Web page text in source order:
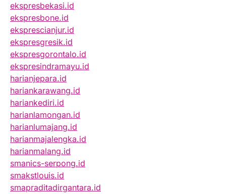
ekspresbekasi.id
ekspresbone.id
eksprescianjur.id
ekspresgresik.id
ekspresgorontalo.id
ekspresindramayu.id
harianjepara.id
hariankarawang.id
hariankediri.id
harianlamongan.id
harianlumajang.id
harianmajalengka.id
harianmalang.id
smanics-serpong.id
smakstlouis.id
smapraditadirgantara.id